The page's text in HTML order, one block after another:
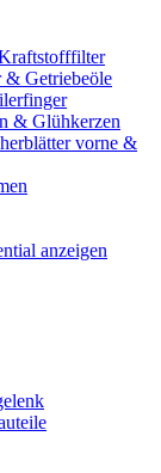
& Getriebeöle
& Glühkerzen
vorne &
anzeigen